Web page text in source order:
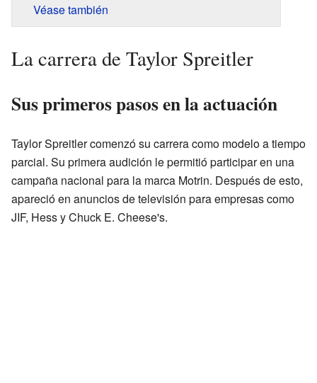
Véase también
La carrera de Taylor Spreitler
Sus primeros pasos en la actuación
Taylor Spreitler comenzó su carrera como modelo a tiempo
parcial. Su primera audición le permitió participar en una
campaña nacional para la marca Motrin. Después de esto,
apareció en anuncios de televisión para empresas como
JIF, Hess y Chuck E. Cheese's.